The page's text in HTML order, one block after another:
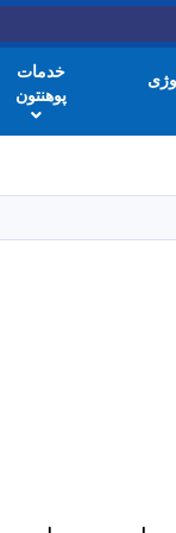
خدمات
پوهنتون